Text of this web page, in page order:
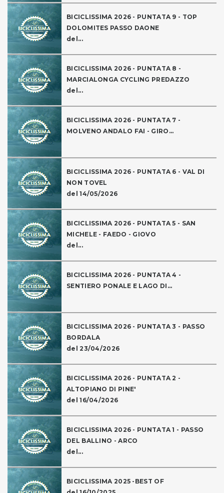
BICICLISSIMA 2026 - PUNTATA 9 - TOP
DOLOMITES PASSO DAONE
del...
BICICLISSIMA 2026 - PUNTATA 8 -
MARCIALONGA CYCLING PREDAZZO
del...
BICICLISSIMA 2026 - PUNTATA 7 -
MOLVENO ANDALO FAI - GIRO...
BICICLISSIMA 2026 - PUNTATA 6 - VAL DI
NON TOVEL
del 14/05/2026
BICICLISSIMA 2026 - PUNTATA 5 - SAN
MICHELE - FAEDO - GIOVO
del...
BICICLISSIMA 2026 - PUNTATA 4 -
SENTIERO PONALE E LAGO DI...
BICICLISSIMA 2026 - PUNTATA 3 - PASSO
BORDALA
del 23/04/2026
BICICLISSIMA 2026 - PUNTATA 2 -
ALTOPIANO DI PINE'
del 16/04/2026
BICICLISSIMA 2026 - PUNTATA 1 - PASSO
DEL BALLINO - ARCO
del...
BICICLISSIMA 2025 -BEST OF